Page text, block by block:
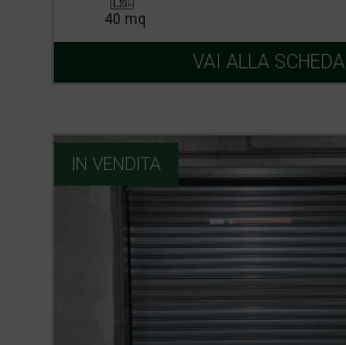
40 mq
VAI ALLA SCHEDA
IN VENDITA